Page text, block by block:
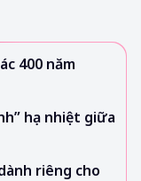
400 năm
hạ nhiệt giữa
riêng cho